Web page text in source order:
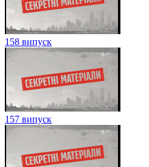
158 випуск
157 випуск